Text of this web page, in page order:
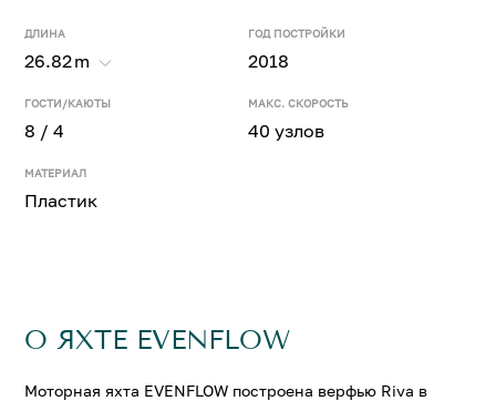
ДЛИНА
26.82m
ГОД ПОСТРОЙКИ
2018
ГОСТИ/КАЮТЫ
8 / 4
МАКС. СКОРОСТЬ
40 узлов
МАТЕРИАЛ
Пластик
О ЯХТЕ EVENFLOW
Моторная яхта EVENFLOW построена верфью Riva в